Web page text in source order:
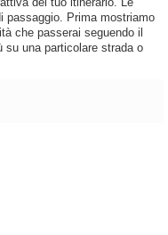
passaggio. Prima mostriamo
che passerai seguendo il
su una particolare strada o